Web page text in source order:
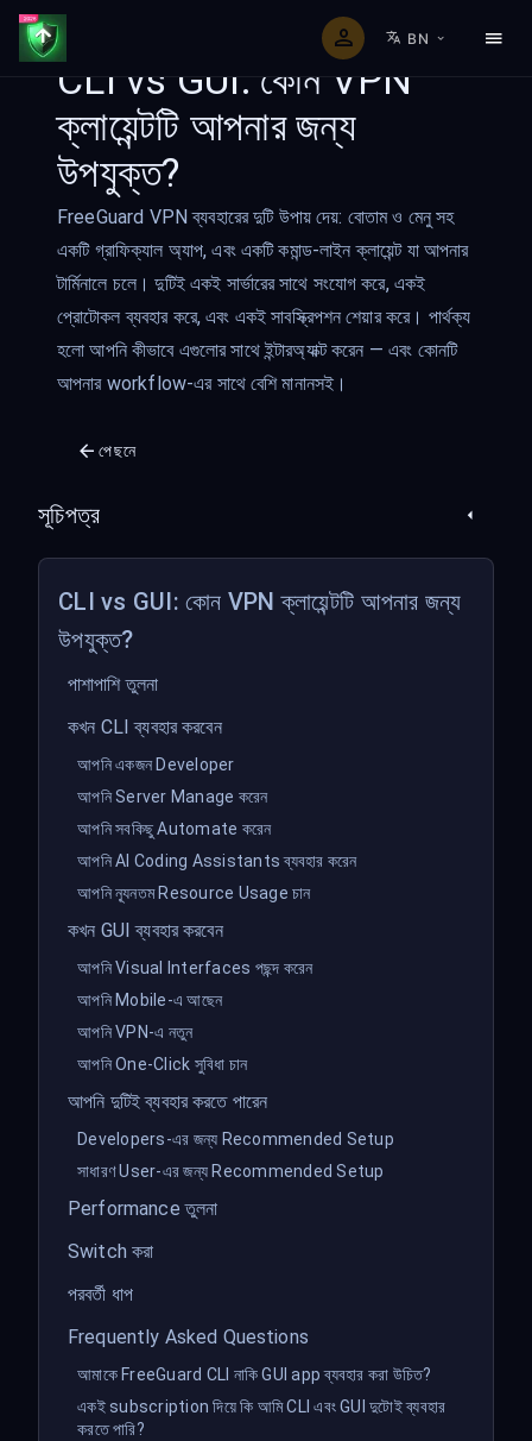
BN
CLI vs GUI: কোন VPN
ক্লায়েন্টটি আপনার জন্য
উপযুক্ত?
FreeGuard VPN ব্যবহারের দুটি উপায় দেয়: বোতাম ও মেনু সহ
একটি গ্রাফিক্যাল অ্যাপ, এবং একটি কমান্ড-লাইন ক্লায়েন্ট যা আপনার
টার্মিনালে চলে। দুটিই একই সার্ভারের সাথে সংযোগ করে, একই
প্রোটোকল ব্যবহার করে, এবং একই সাবস্ক্রিপশন শেয়ার করে। পার্থক্য
হলো আপনি কীভাবে এগুলোর সাথে ইন্টারঅ্যাক্ট করেন — এবং কোনটি
আপনার workflow-এর সাথে বেশি মানানসই।
পেছনে
সূচিপত্র
CLI vs GUI: কোন VPN ক্লায়েন্টটি আপনার জন্য
উপযুক্ত?
পাশাপাশি তুলনা
কখন CLI ব্যবহার করবেন
আপনি একজন Developer
আপনি Server Manage করেন
আপনি সবকিছু Automate করেন
আপনি AI Coding Assistants ব্যবহার করেন
আপনি ন্যূনতম Resource Usage চান
কখন GUI ব্যবহার করবেন
আপনি Visual Interfaces পছন্দ করেন
আপনি Mobile-এ আছেন
আপনি VPN-এ নতুন
আপনি One-Click সুবিধা চান
আপনি দুটিই ব্যবহার করতে পারেন
Developers-এর জন্য Recommended Setup
সাধারণ User-এর জন্য Recommended Setup
Performance তুলনা
Switch করা
পরবর্তী ধাপ
Frequently Asked Questions
আমাকে FreeGuard CLI নাকি GUI app ব্যবহার করা উচিত?
একই subscription দিয়ে কি আমি CLI এবং GUI দুটোই ব্যবহার
করতে পারি?